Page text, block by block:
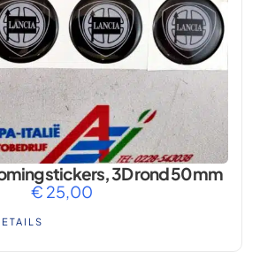
stickers, 3D rond 50 mm
€ 25,00